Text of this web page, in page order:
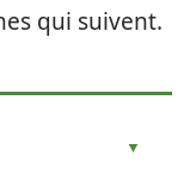
qui suivent.